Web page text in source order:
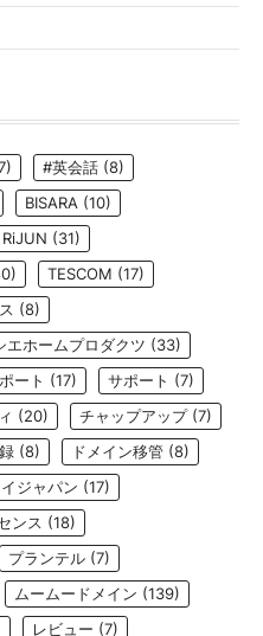
#英会話 (8)
BISARA (10)
RiJUN (31)
TESCOM (17)
(8)
エホームプロダクツ (33)
ート (17) サポート (7)
(20) チャップアップ(7)
(8) ドメイン移管 (8)
ジャパン (17)
ンス (18)
プランテル (7)
ムームードメイン (139)
レビュー (7)